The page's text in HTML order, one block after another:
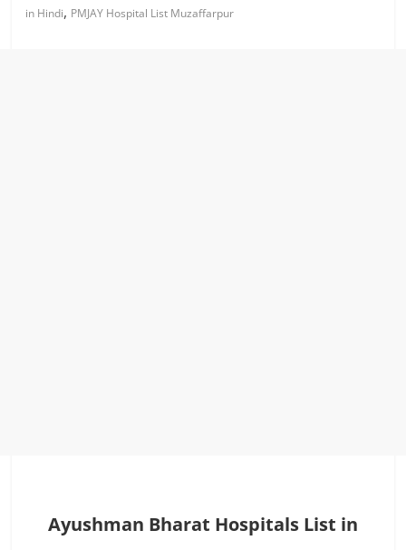
in Hindi, PMJAY Hospital List Muzaffarpur
Ayushman Bharat Hospitals List in